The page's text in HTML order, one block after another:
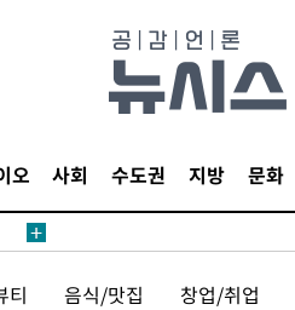
오 사회 수도권 지방 문화
곳
티 음식/맛집 창업/취업